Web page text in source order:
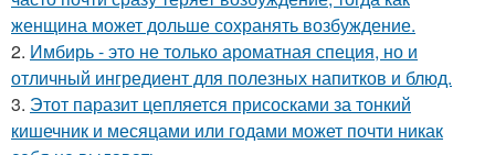
женщина может дольше сохранять возбуждение.
2. Имбирь - это не только ароматная специя, но и
отличный ингредиент для полезных напитков и блюд.
3. Этот паразит цепляется присосками за тонкий
кишечник и месяцами или годами может почти никак